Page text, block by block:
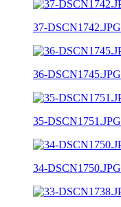
37-DSCN1742.JPG
36-DSCN1745.JPG
35-DSCN1751.JPG
34-DSCN1750.JPG